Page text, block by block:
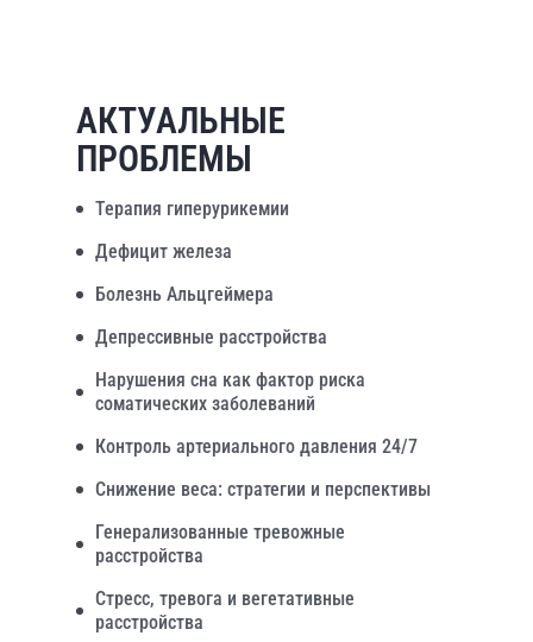
АКТУАЛЬНЫЕ
ПРОБЛЕМЫ
Терапия гиперурикемии
Дефицит железа
Болезнь Альцгеймера
Депрессивные расстройства
Нарушения сна как фактор риска
соматических заболеваний
Контроль артериального давления 24/7
Снижение веса: стратегии и перспективы
Генерализованные тревожные
расстройства
Стресс, тревога и вегетативные
расстройства